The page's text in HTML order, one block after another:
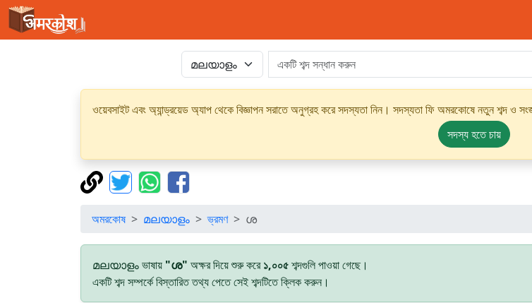
ওয়েবসাইট এবং অ্যান্ড্রয়েড অ্যাপ থেকে বিজ্ঞাপন সরাতে অনুগ্রহ করে সদস্যতা নিন। সদস্যতা ফি অমরকোষে নতুন শব্দ ও
সদস্য হতে চায়
অমরকোষ മലയാളം ভ্রমণ ശ
മലയാളം ভাষায় "ശ" অক্ষর দিয়ে শুরু করে১,০০৫শব্দগুলি পাওয়া গেছে।
একটি শব্দ সম্পর্কে বিস্তারিত তথ্য পেতে সেই শব্দটিতে ক্লিক করুন।